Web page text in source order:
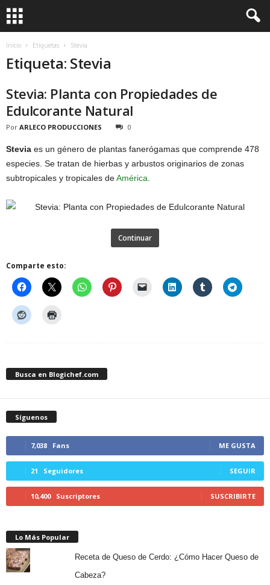
Inicio Etiquetas Stevia
Etiqueta: Stevia
Stevia: Planta con Propiedades de
Edulcorante Natural
Por ARLECO PRODUCCIONES 0
Stevia es un género de plantas fanerógamas que comprende 478
especies. Se tratan de hierbas y arbustos originarios de zonas
subtropicales y tropicales deAmérica
Continuar
Comparte esto:
Busca en Blogichef.com
Síguenos
7,038 Fans ME GUSTA
21 Seguidores SEGUIR
10,400 Suscriptores SUSCRIBIRTE
Lo Más Popular
Receta de Queso de Cerdo: ¿Cómo Hacer Queso de
Cabeza?